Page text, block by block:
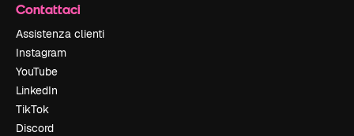
Contattaci
Assistenza clienti
Instagram
YouTube
LinkedIn
TikTok
Discord